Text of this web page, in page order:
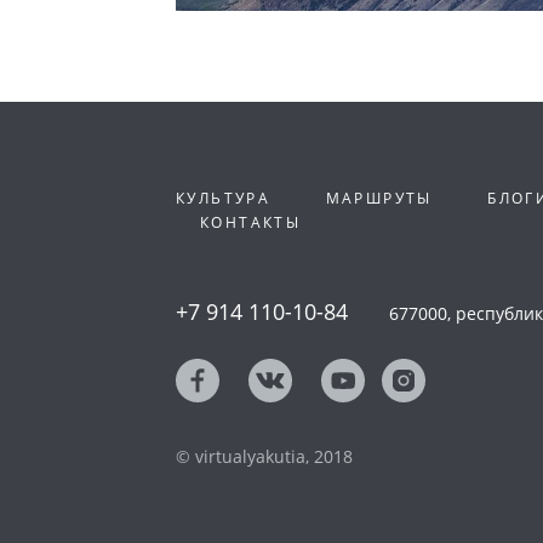
КУЛЬТУРА МАРШРУТЫ
КОНТАКТЫ
+7 914 110-10-84 677000,
© virtualyakutia, 2018